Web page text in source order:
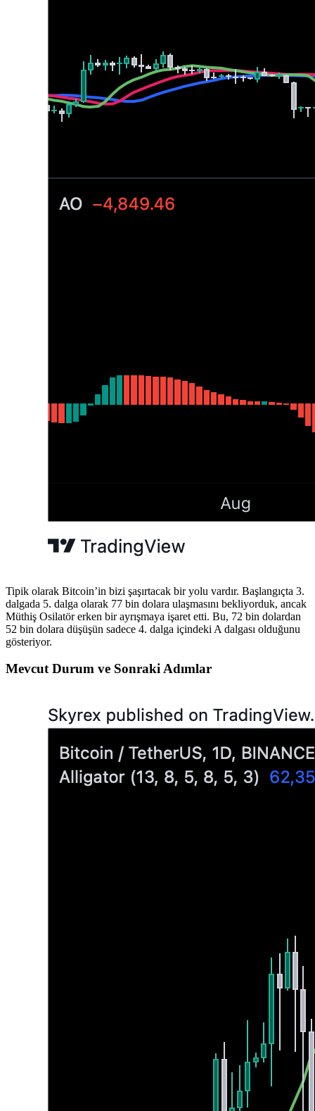
Tipik olarak Bitcoin’in bizi şaşırtacak bir yolu vardır. Başlangıçta 3.
dalgada 5. dalga olarak 77 bin dolara ulaşmasını bekliyorduk, ancak
Müthiş Osilatör erken bir ayrışmaya işaret etti. Bu, 72 bin dolardan
52 bin dolara düşüşün sadece 4. dalga içindeki A dalgası olduğunu
gösteriyor.
Mevcut Durum ve Sonraki Adımlar